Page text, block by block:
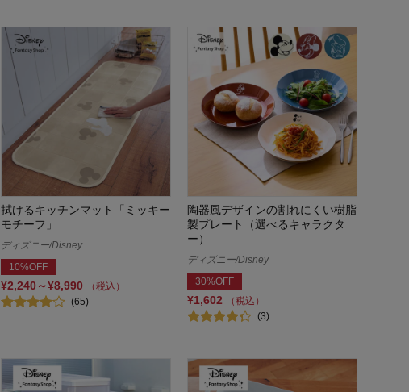
拭けるキッチンマット「ミッキー
モチーフ」
ディズニー/Disney
10%OFF
¥2,240～¥8,990
（税込）
(65)
陶器風デザインの割れにくい樹脂
製プレート（選べるキャラクタ
ー）
ディズニー/Disney
30%OFF
¥1,602
（税込）
(3)